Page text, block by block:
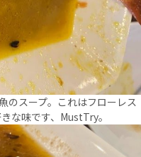
のスープ。これはフローレス
な味です、MustTry。